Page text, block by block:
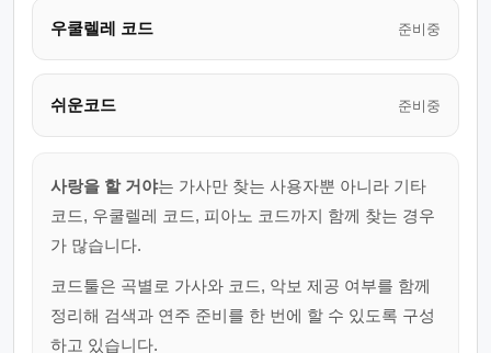
우쿨렐레 코드 준비중
쉬운코드 준비중
사랑을 할 거야는 가사만 찾는 사용자뿐 아니라 기타
코드, 우쿨렐레 코드, 피아노 코드까지 함께 찾는 경우
가 많습니다.
코드툴은 곡별로 가사와 코드, 악보 제공 여부를 함께
정리해 검색과 연주 준비를 한 번에 할 수 있도록 구성
하고 있습니다.